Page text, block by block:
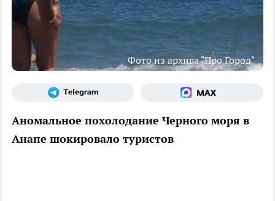
Фото из архива "Про Город"
Аномальное похолодание Черного моря в
Анапе шокировало туристов